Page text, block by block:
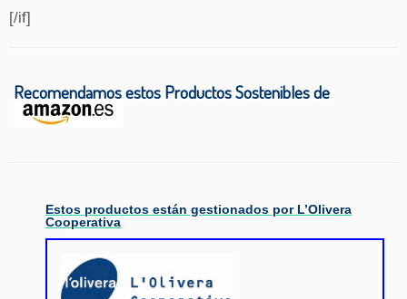
[/if]
Recomendamos estos Productos Sostenibles de
Estos productos están gestionados por L’Olivera
Cooperativa